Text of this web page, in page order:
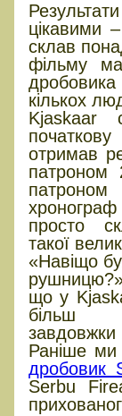
цікавими
склав
фільму
кількох
Kjaskaar
отримав
патроном
просто
такої
«Навіщо
що у
більш
завдовжки
Раніше ми
дробовик
Serbu